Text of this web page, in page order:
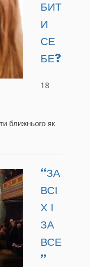
БИТ
И
СЕ
БЕ?
18
ближнього як
“ЗА
ВСІ
Х І
ЗА
ВСЕ
”